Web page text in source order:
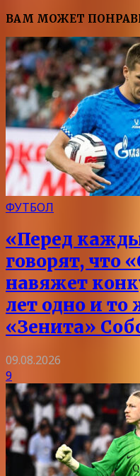
ВАМ МОЖЕТ
ФУТБОЛ
«Перед
говорят, что
навяжет
лет одно и
«Зенита»
09.08.2026
9